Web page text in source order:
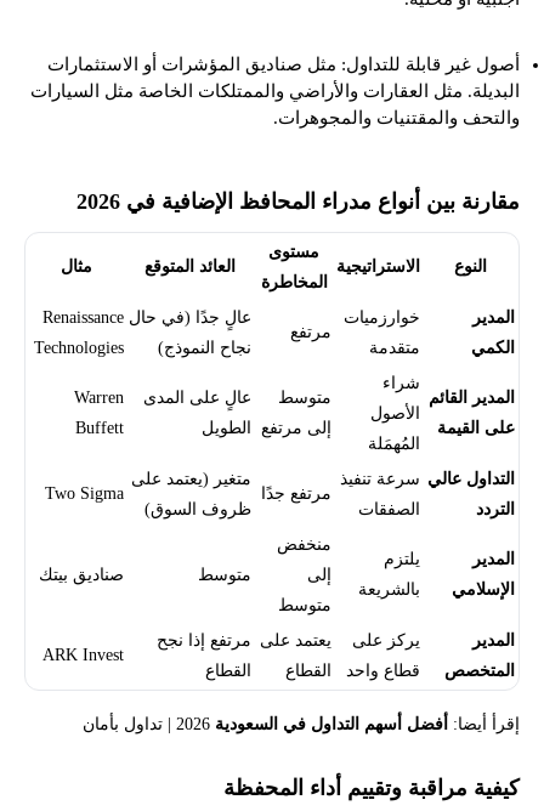
أصول غير قابلة للتداول: مثل صناديق المؤشرات أو الاستثمارات
البديلة. مثل العقارات والأراضي والممتلكات الخاصة مثل السيارات
والتحف والمقتنيات والمجوهرات.
مقارنة بين أنواع مدراء المحافظ الإضافية في 2026
النوع الاستراتيجية
مستوى
المخاطرة
العائد المتوقع مثال
المدير
الكمي
خوارزميات
متقدمة
مرتفع
عالٍ جدًا (في حال
نجاح النموذج)
Renaissance
Technologies
المدير القائم
على القيمة
شراء
الأصول
المُهمَلة
متوسط
إلى مرتفع
عالٍ على المدى
الطويل
Warren
Buffett
التداول عالي
التردد
سرعة تنفيذ
الصفقات
مرتفع جدًا
متغير (يعتمد على
ظروف السوق)
Two Sigma
المدير
الإسلامي
يلتزم
بالشريعة
منخفض
إلى
متوسط
متوسط صناديق بيتك
المدير
المتخصص
يركز على
قطاع واحد
يعتمد على
القطاع
مرتفع إذا نجح
القطاع
ARK Invest
إقرأ أيضا: أفضل أسهم التداول في السعودية
كيفية مراقبة وتقييم أداء المحفظة